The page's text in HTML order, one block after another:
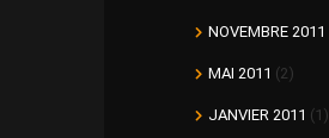
NOVEMBRE 2011
MAI 2011 (2)
JANVIER 2011 (1)